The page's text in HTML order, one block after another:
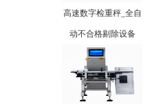
高速数字检重秤_全自
动不合格剔除设备